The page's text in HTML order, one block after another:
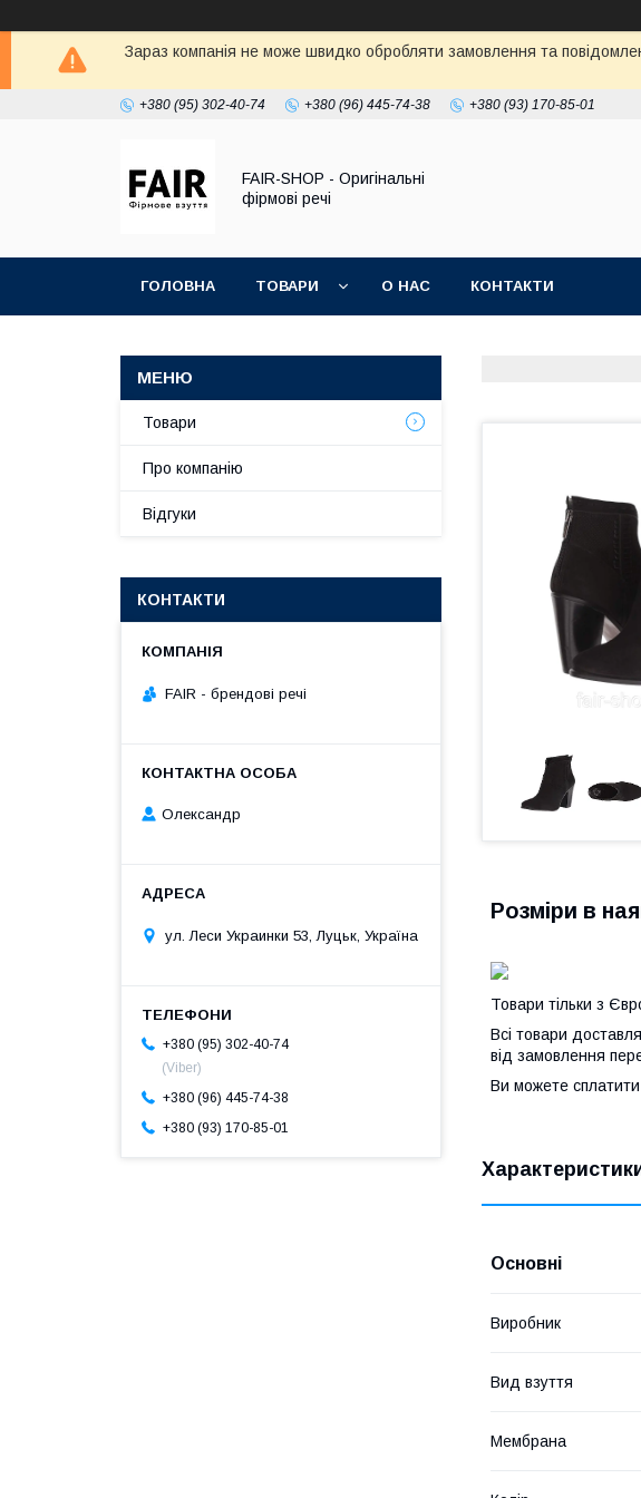
Зараз компанія не може швидко обробляти замовлення та
+380 (95) 302-40-74 +380 (96) 445-74-38 +380 (93) 170-85-01
FAIR-SHOP - Оригінальні
фірмові речі
ГОЛОВНА ТОВАРИ О НАС КОНТАКТИ
Розміри в
Товари тільки з
Всі товари
від замовлення
Ви можете
Основні
Виробник
Вид взуття
Мембрана
Товари
Про компанію
Відгуки
КОНТАКТИ
FAIR - брендові речі
Олександр
ул. Леси Украинки 53, Луцьк, Україна
+380 (95) 302-40-74
(Viber)
+380 (96) 445-74-38
+380 (93) 170-85-01